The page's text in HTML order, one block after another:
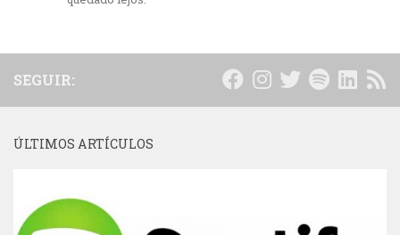
SEGUIR:
ÚLTIMOS ARTÍCULOS